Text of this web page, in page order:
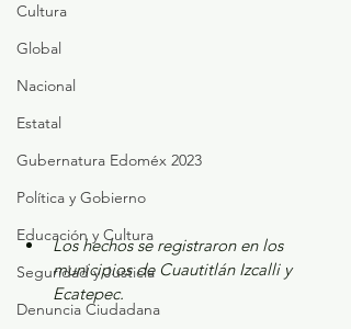
Cultura
Global
Nacional
Estatal
Gubernatura Edoméx 2023
Política y Gobierno
Educación y Cultura
Seguridad y Justicia
Denuncia Ciudadana
Los hechos se registraron en los
municipios de Cuautitlán Izcalli y
Ecatepec.